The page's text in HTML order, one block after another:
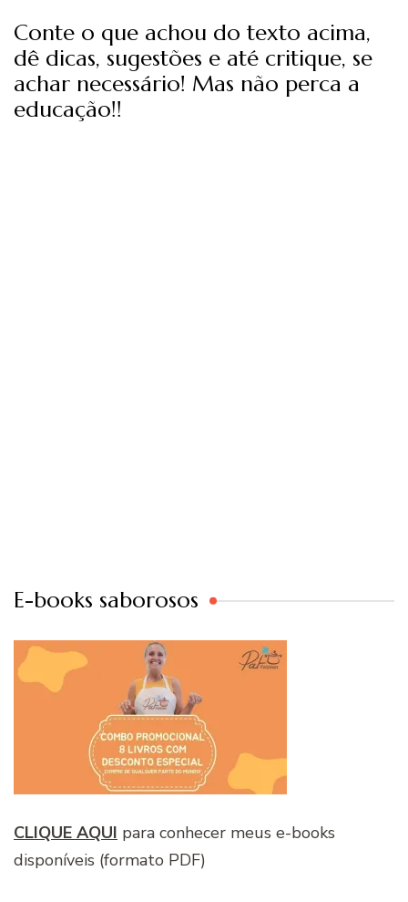
Conte o que achou do texto acima,
dê dicas, sugestões e até critique, se
achar necessário! Mas não perca a
educação!!
E-books saborosos
CLIQUE AQUI para conhecer meus e-books
disponíveis (formato PDF)